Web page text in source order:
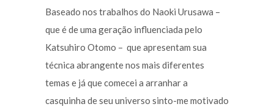
Baseado nos trabalhos do Naoki Urusawa –
que é de uma geração influenciada pelo
Katsuhiro Otomo – que apresentam sua
técnica abrangente nos mais diferentes
temas e já que comecei a arranhar a
casquinha de seu universo sinto-me motivado